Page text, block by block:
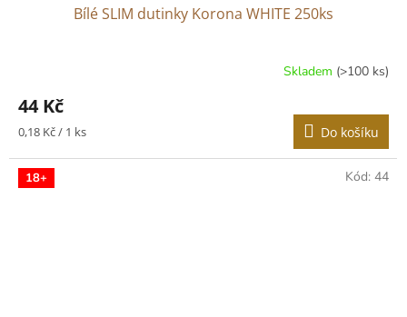
Bílé SLIM dutinky Korona WHITE 250ks
produktu
je
3,2
z
Skladem (>100 ks)
44 Kč
Měrná
0,18 Kč / 1 ks Do košíku
18+ Kód: 44